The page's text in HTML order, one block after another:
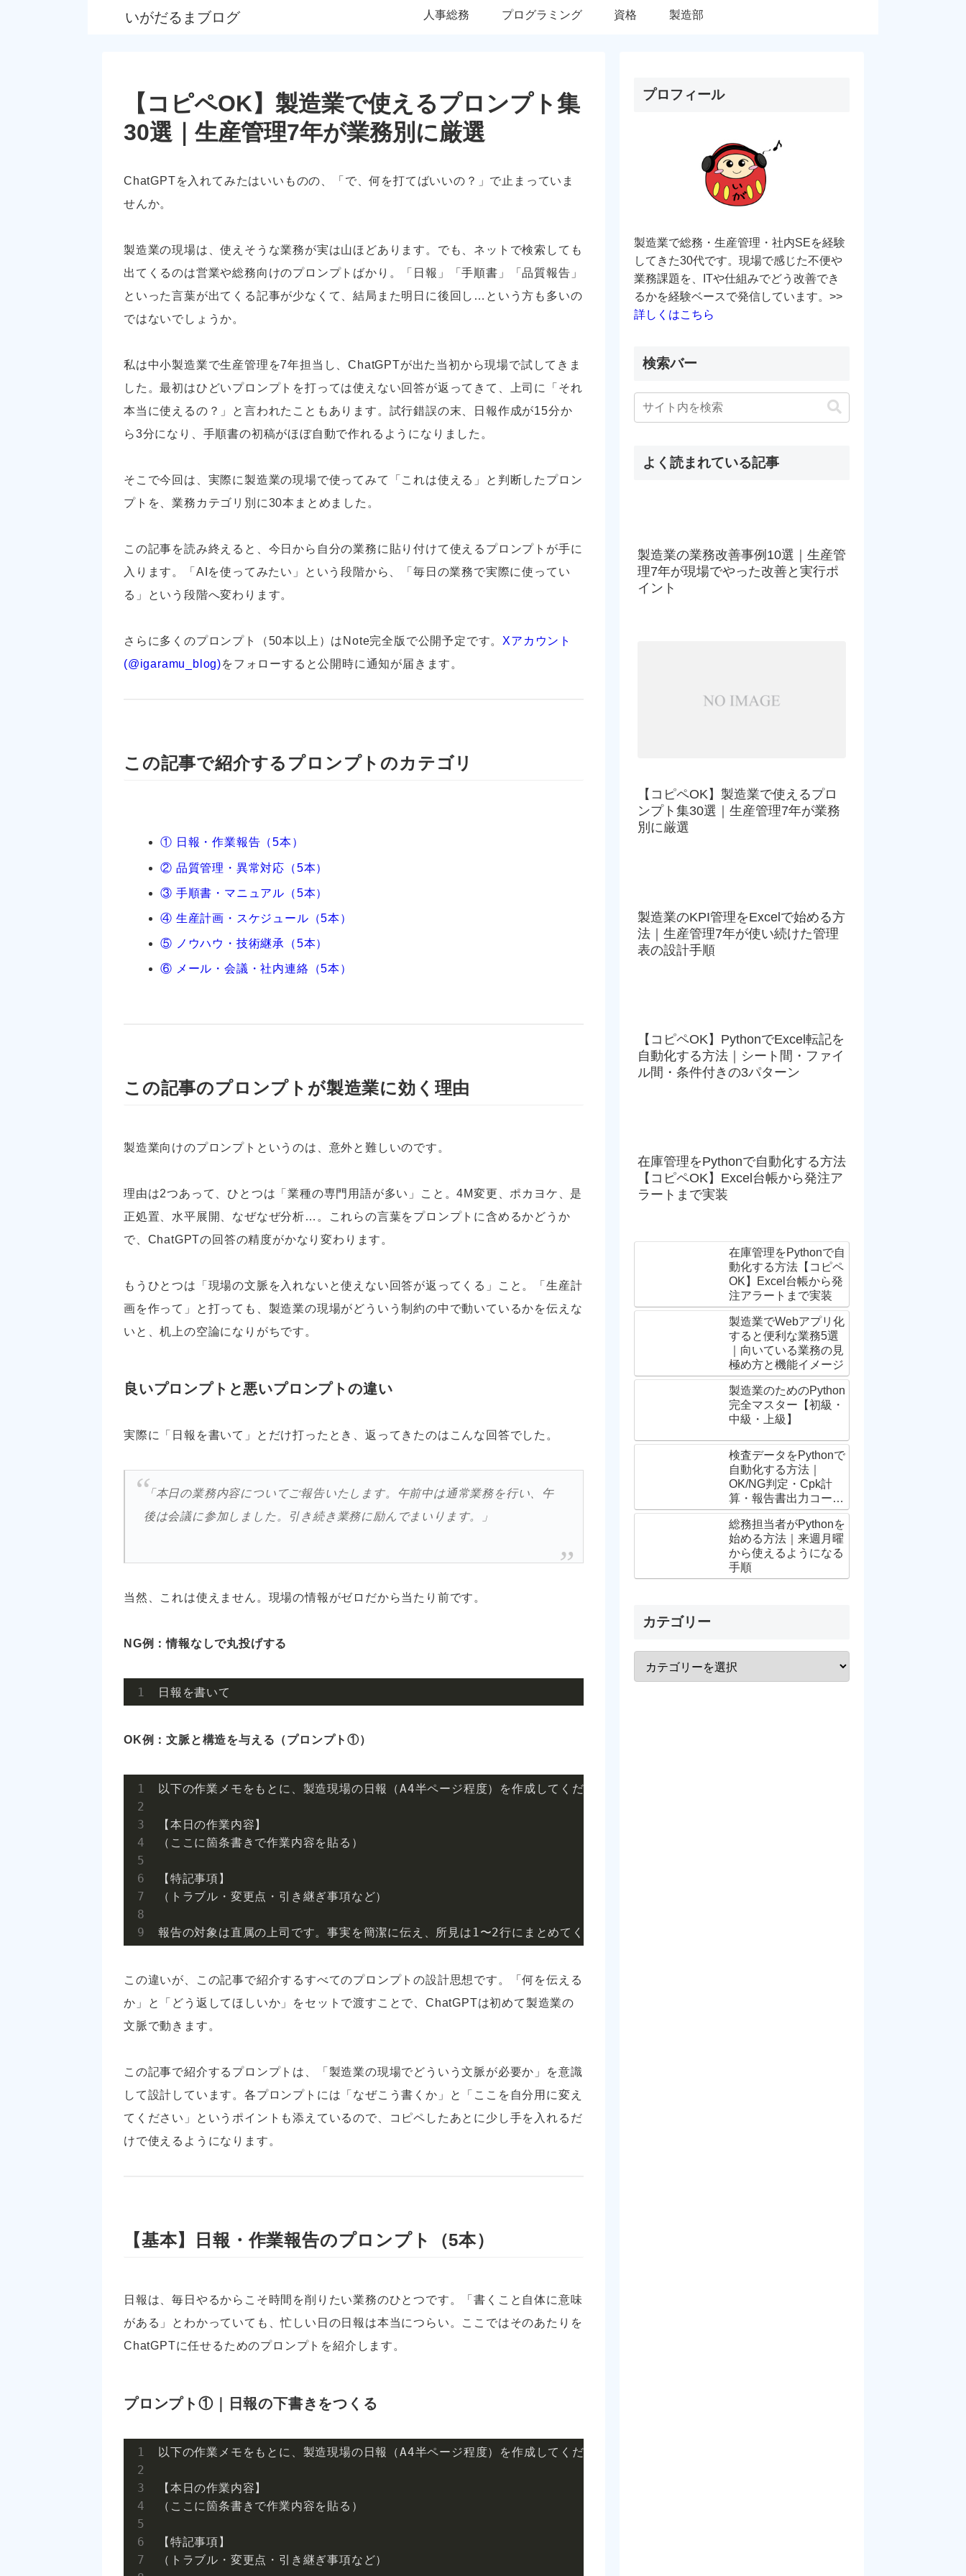
いがだるまブログ 人事総務 プログラミング 資格 製造部
【コピペOK】製造業で使えるプロンプト集
30選｜生産管理7年が業務別に厳選
ChatGPTを入れてみたはいいものの、「で、何を打てばいいの？」で止まっていま
せんか。
製造業の現場は、使えそうな業務が実は山ほどあります。でも、ネットで検索しても
出てくるのは営業や総務向けのプロンプトばかり。「日報」「手順書」「品質報告」
といった言葉が出てくる記事が少なくて、結局また明日に後回し…という方も多いの
ではないでしょうか。
私は中小製造業で生産管理を7年担当し、ChatGPTが出た当初から現場で試してきま
した。最初はひどいプロンプトを打っては使えない回答が返ってきて、上司に「それ
本当に使えるの？」と言われたこともあります。試行錯誤の末、日報作成が15分か
ら3分になり、手順書の初稿がほぼ自動で作れるようになりました。
そこで今回は、実際に製造業の現場で使ってみて「これは使える」と判断したプロン
プトを、業務カテゴリ別に30本まとめました。
この記事を読み終えると、今日から自分の業務に貼り付けて使えるプロンプトが手に
入ります。「AIを使ってみたい」という段階から、「毎日の業務で実際に使ってい
る」という段階へ変わります。
さらに多くのプロンプト（50本以上）はNote完全版で公開予定です。 Xアカウント
(@igaramu_blog)をフォローすると公開時に通知が届きます。
この記事で紹介するプロンプトのカテゴリ
① 日報・作業報告（5本）
② 品質管理・異常対応（5本）
③ 手順書・マニュアル（5本）
④ 生産計画・スケジュール（5本）
⑤ ノウハウ・技術継承（5本）
⑥ メール・会議・社内連絡（5本）
この記事のプロンプトが製造業に効く理由
製造業向けのプロンプトというのは、意外と難しいのです。
理由は2つあって、ひとつは「業種の専門用語が多い」こと。4M変更、ポカヨケ、是
正処置、水平展開、なぜなぜ分析…。これらの言葉をプロンプトに含めるかどうか
で、ChatGPTの回答の精度がかなり変わります。
もうひとつは「現場の文脈を入れないと使えない回答が返ってくる」こと。「生産計
画を作って」と打っても、製造業の現場がどういう制約の中で動いているかを伝えな
いと、机上の空論になりがちです。
良いプロンプトと悪いプロンプトの違い
実際に「日報を書いて」とだけ打ったとき、返ってきたのはこんな回答でした。
「本日の業務内容についてご報告いたします。午前中は通常業務を行い、午
後は会議に参加しました。引き続き業務に励んでまいります。」
当然、これは使えません。現場の情報がゼロだから当たり前です。
NG例：情報なしで丸投げする
日報を書いて
OK例：文脈と構造を与える（プロンプト①）
以下の作業メモをもとに、製造現場の日報（A4半ページ程度）を作成してください。
【本日の作業内容】
（ここに箇条書きで作業内容を貼る）
【特記事項】
（トラブル・変更点・引き継ぎ事項など）
報告の対象は直属の上司です。事実を簡潔に伝え、所見は1〜2行にまとめてください。
この違いが、この記事で紹介するすべてのプロンプトの設計思想です。「何を伝える
か」と「どう返してほしいか」をセットで渡すことで、ChatGPTは初めて製造業の
文脈で動きます。
この記事で紹介するプロンプトは、「製造業の現場でどういう文脈が必要か」を意識
して設計しています。各プロンプトには「なぜこう書くか」と「ここを自分用に変え
てください」というポイントも添えているので、コピペしたあとに少し手を入れるだ
けで使えるようになります。
【基本】日報・作業報告のプロンプト（5本）
日報は、毎日やるからこそ時間を削りたい業務のひとつです。「書くこと自体に意味
がある」とわかっていても、忙しい日の日報は本当につらい。ここではそのあたりを
ChatGPTに任せるためのプロンプトを紹介します。
プロンプト①｜日報の下書きをつくる
以下の作業メモをもとに、製造現場の日報（A4半ページ程度）を作成してください。
【本日の作業内容】
（ここに箇条書きで作業内容を貼る）
【特記事項】
（トラブル・変更点・引き継ぎ事項など）
プロフィール
製造業で総務・生産管理・社内SEを経験
してきた30代です。現場で感じた不便や
業務課題を、ITや仕組みでどう改善でき
るかを経験ベースで発信しています。>>
詳しくはこちら
検索バー
よく読まれている記事
製造業の業務改善事例10選｜生産管
理7年が現場でやった改善と実行ポ
イント
【コピペOK】製造業で使えるプロ
ンプト集30選｜生産管理7年が業務
別に厳選
製造業のKPI管理をExcelで始める方
法｜生産管理7年が使い続けた管理
表の設計手順
【コピペOK】PythonでExcel転記を
自動化する方法｜シート間・ファイ
ル間・条件付きの3パターン
在庫管理をPythonで自動化する方法
【コピペOK】Excel台帳から発注ア
ラートまで実装
在庫管理をPythonで自
動化する方法【コピペ
OK】Excel台帳から発
注アラートまで実装
製造業でWebアプリ化
すると便利な業務5選
｜向いている業務の見
極め方と機能イメージ
製造業のためのPython
完全マスター【初級・
中級・上級】
検査データをPythonで
自動化する方法｜
OK/NG判定・Cpk計
算・報告書出力コード
付き【製造業向け】
総務担当者がPythonを
始める方法｜来週月曜
から使えるようになる
手順
カテゴリー